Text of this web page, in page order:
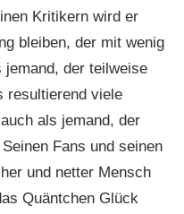
Kritikern wird er
bleiben, der mit wenig
der teilweise
resultierend viele
als jemand, der
Fans und seinen
und netter Mensch
Quäntchen Glück